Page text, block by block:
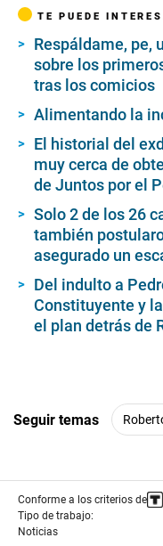
TE PUEDE
Respáldame, pe,
sobre los
tras los comicios
Alimentando la
El historial del
muy cerca de
de Juntos por el
Solo 2 de los 26
también
asegurado un
Del indulto a
Constituyente y
el plan detrás de
Seguir temas
Conforme a los criterios de
Tipo de trabajo:
Noticias